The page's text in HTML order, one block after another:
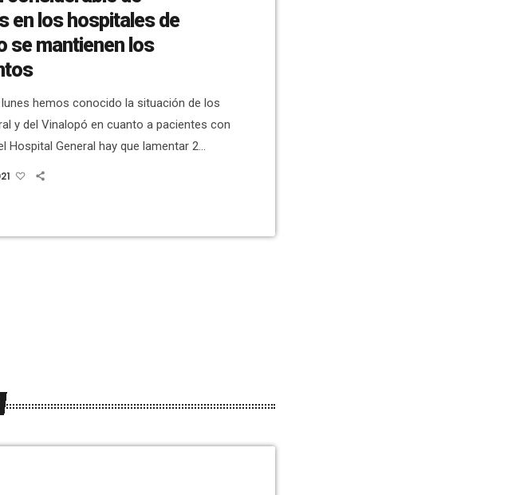
en los hospitales de
se mantienen los
hemos conocido la situación de los
y del Vinalopó en cuanto a pacientes con
Hospital General hay que lamentar 2
fueron 4). En planta hay 95